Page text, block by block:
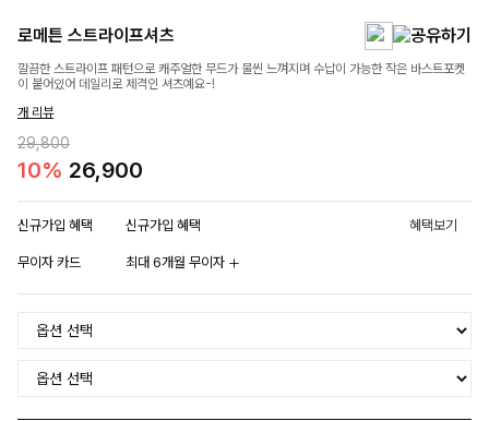
로메튼 스트라이프셔츠
깔끔한 스트라이프 패턴으로 캐주얼한 무드가 물씬 느껴지며 수납이 가능한 작은 바스트포켓
이 붙어있어 데일리로 제격인 셔츠예요-!
개 리뷰
29,800
10% 26,900
신규가입 혜택 신규가입 혜택 혜택보기
무이자 카드 최대 6개월 무이자